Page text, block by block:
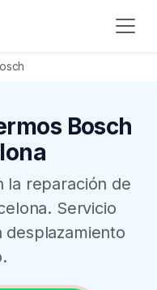
Bosch
la reparación de
Servicio
desplazamiento